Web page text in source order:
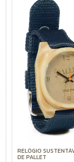
RELÓGIO
DE PALLET